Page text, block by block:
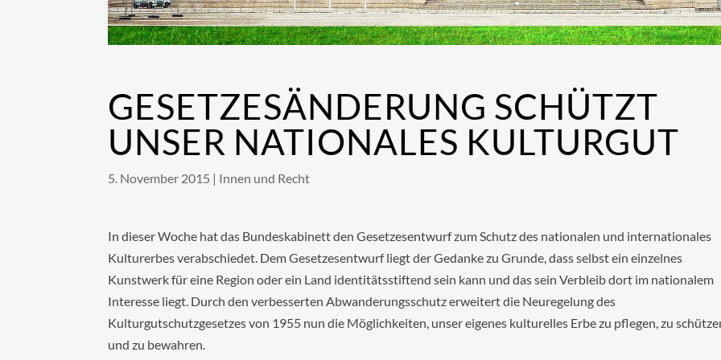
GESETZESÄNDERUNG SCHÜTZT
UNSER NATIONALES KULTURGUT
5. November 2015 | Innen und Recht
In dieser Woche hat das Bundeskabinett den Gesetzesentwurf zum Schutz des nationalen und internationales
Kulturerbes verabschiedet. Dem Gesetzesentwurf liegt der Gedanke zu Grunde, dass selbst ein einzelnes
Kunstwerk für eine Region oder ein Land identitätsstiftend sein kann und das sein Verbleib dort im nationalem
Interesse liegt. Durch den verbesserten Abwanderungsschutz erweitert die Neuregelung des
Kulturgutschutzgesetzes von 1955 nun die Möglichkeiten, unser eigenes kulturelles Erbe zu pflegen, zu
und zu bewahren.